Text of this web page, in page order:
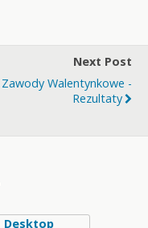
Next Post
Zawody Walentynkowe -
Rezultaty
Desktop